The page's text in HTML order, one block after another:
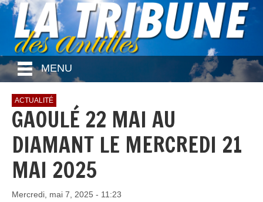
MENU
ACTUALITÉ
GAOULÉ 22 MAI AU
DIAMANT LE MERCREDI 21
MAI 2025
Mercredi, mai 7, 2025 - 11:23